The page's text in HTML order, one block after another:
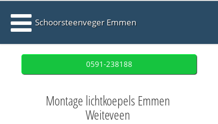
Schoorsteenveger Emmen
0591-238188
Montage lichtkoepels Emmen
Weiteveen